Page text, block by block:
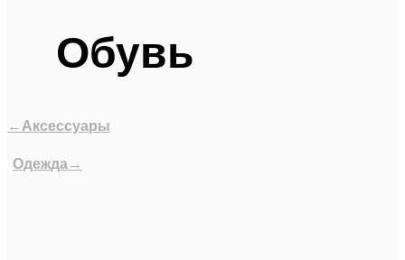
Обувь
←Аксессуары
Одежда→